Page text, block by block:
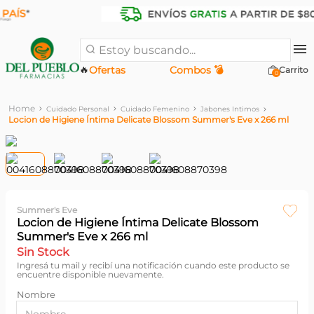
Estoy buscando...
Ofertas
🔥 Combos 💣 0
Cuidado Personal Cuidado Femenino Jabones Intimos
Locion de Higiene Íntima Delicate Blossom Summer's Eve x 266 ml
Summer's Eve
Locion de Higiene Íntima Delicate Blossom
Summer's Eve x 266 ml
Sin Stock